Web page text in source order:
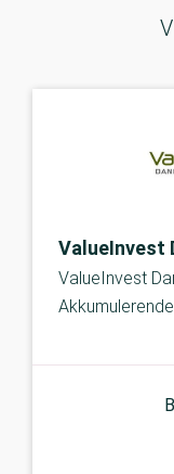
ValueInvest
ValueInvest